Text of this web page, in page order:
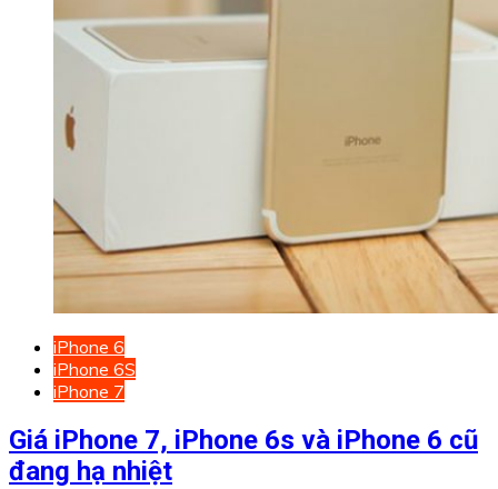
iPhone 6
iPhone 6S
iPhone 7
Giá iPhone 7, iPhone 6s và iPhone 6 cũ
đang hạ nhiệt